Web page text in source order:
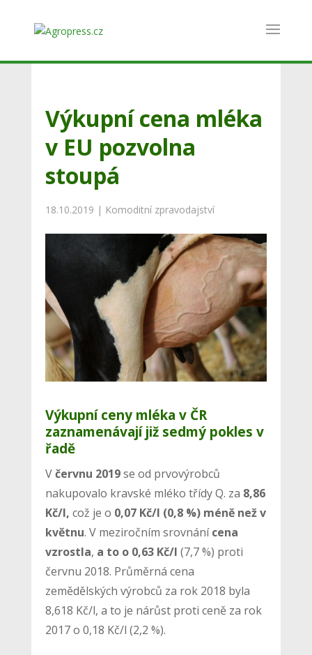
Výkupní cena mléka
v EU pozvolna
stoupá
18.10.2019 | Komoditní zpravodajství
Výkupní ceny mléka v ČR
zaznamenávají již sedmý pokles v
řadě
Včervnu 2019se od prvovýrobců
nakupovalo kravské mléko třídy Q. za 8,86
Kč/l, což je o 0,07 Kč/l (0,8 %) méně než v
květnu. V meziročním srovnánícena
vzrostla, a to o 0,63 Kč/l (7,7 %) proti
červnu 2018. Průměrná cena
zemědělských výrobců za rok 2018 byla
8,618 Kč/l, a to je nárůst proti ceně za rok
2017 o 0,18 Kč/l (2,2 %).